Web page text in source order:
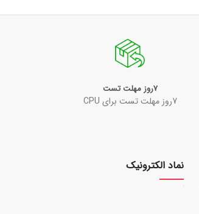
7روز مهلت تست
7روز مهلت تست برای CPU
نماد الکترونیک